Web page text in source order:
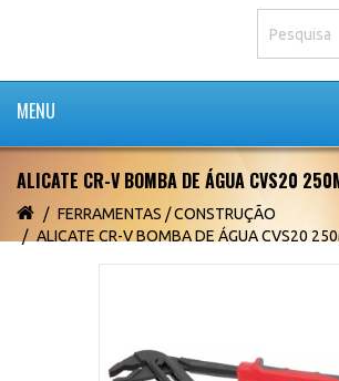
MENU
ALICATE CR-V BOMBA DE ÁGUA CVS20
FERRAMENTAS / CONSTRUÇÃO
ALICATE CR-V BOMBA DE ÁGUA CVS20